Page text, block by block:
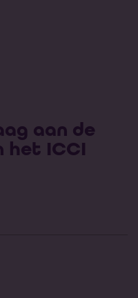
aan de
het ICCI